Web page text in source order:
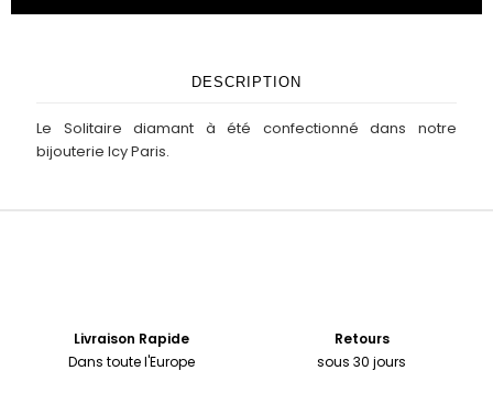
DESCRIPTION
Le Solitaire diamant à été confectionné dans notre
bijouterie Icy Paris.
Livraison Rapide
Dans toute l'Europe
Retours
sous 30 jours